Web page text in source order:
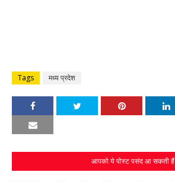
Tags मध्य प्रदेश
आपको ये पोस्ट पसंद आ सकती हैं